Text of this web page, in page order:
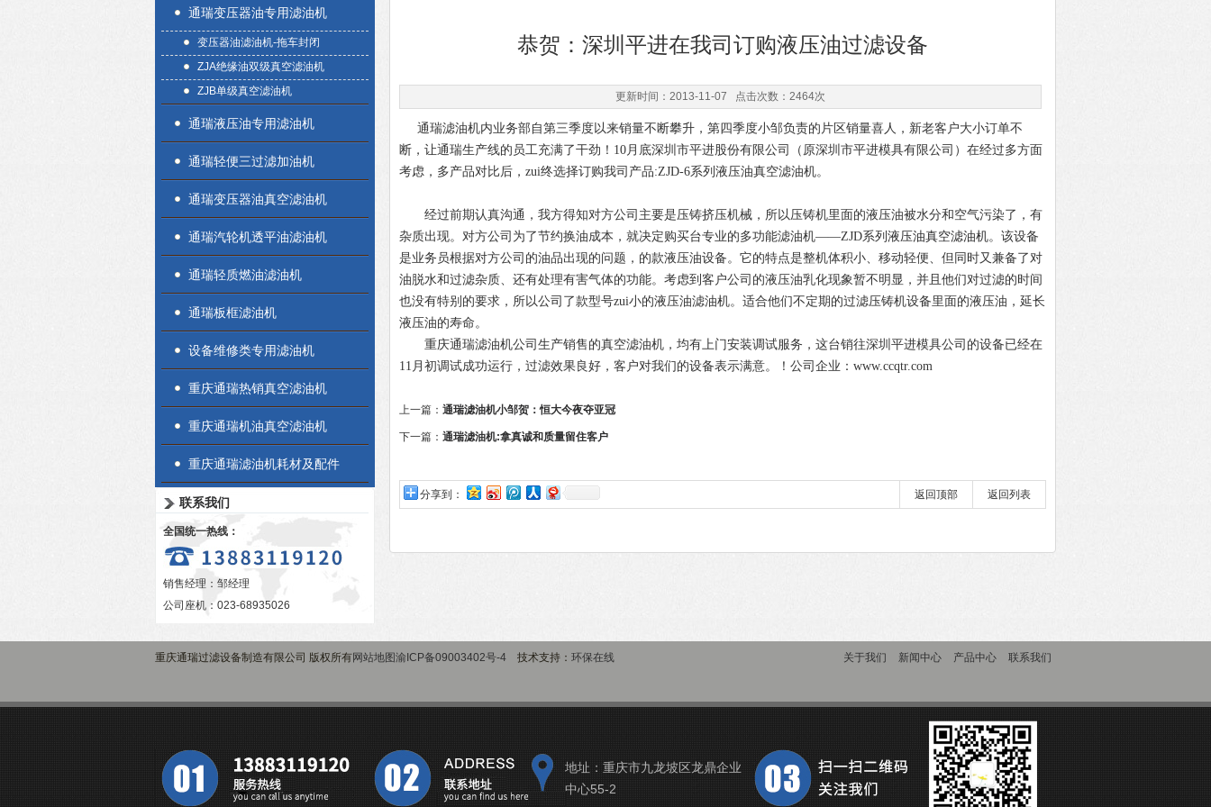
通瑞变压器油专用滤油机
变压器油滤油机-拖车封闭
ZJA绝缘油双级真空滤油机
ZJB单级真空滤油机
通瑞液压油专用滤油机
通瑞轻便三过滤加油机
通瑞变压器油真空滤油机
通瑞汽轮机透平油滤油机
通瑞轻质燃油滤油机
通瑞板框滤油机
设备维修类专用滤油机
重庆通瑞热销真空滤油机
重庆通瑞机油真空滤油机
重庆通瑞滤油机耗材及配件
联系我们
全国统一热线：
销售经理：邹经理
公司座机：023-68935026
恭贺：深圳平进在我司订购液压油过滤设备
更新时间：2013-11-07 点击次数：2464次
通瑞滤油机内业务部自第三季度以来销量不断攀升，第四季度小邹负责的片区销量喜人，新老客户大小订单不
断，让通瑞生产线的员工充满了干劲！10月底深圳市平进股份有限公司（原深圳市平进模具有限公司）在经过多方面
考虑，多产品对比后，zui终选择订购我司产品:ZJD-6系列液压油真空滤油机。
经过前期认真沟通，我方得知对方公司主要是压铸挤压机械，所以压铸机里面的液压油被水分和空气污染了，有
杂质出现。对方公司为了节约换油成本，就决定购买台专业的多功能滤油机——ZJD系列 液压油真空滤油机。该设备
是业务员根据对方公司的油品出现的问题，的款液压油设备。它的特点是整机体积小、移动轻便、但同时又兼备了对
油脱水和过滤杂质、还有处理有害气体的功能。考虑到客户公司的液压油乳化现象暂不明显，并且他们对过滤的时间
也没有特别的要求，所以公司了款型号zui小的液压油滤油机。适合他们不定期的过滤压铸机设备里面的液压油，延长
液压油的寿命。
重庆通瑞滤油机公司生产销售的真空滤油机，均有上门安装调试服务，这台销往深圳平进模具公司的设备已经在
11月初调试成功运行，过滤效果良好，客户对我们的设备表示满意。！公司企业：www.ccqtr.com
上一篇： 通瑞滤油机小邹贺：恒大今夜夺亚冠
下一篇： 通瑞滤油机:拿真诚和质量留住客户
分享到： 返回列表
返回顶部
重庆通瑞过滤设备制造有限公司 版权所有网站地图渝ICP备09003402号-4 技术支持： 环保在线 关于我们 新闻中心 产品中心 联系我们
地址：重庆市九龙坡区龙鼎企业
中心55-2